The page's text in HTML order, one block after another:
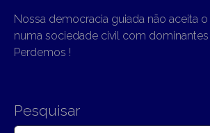
Nossa democracia guiada não aceita
numa sociedade civil com
Perdemos !
Pesquisar